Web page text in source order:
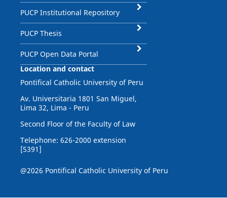
PUCP Institutional Repository
PUCP Thesis
PUCP Open Data Portal
Location and contact
Pontifical Catholic University of Peru
Av. Universitaria 1801 San Miguel,
Lima 32, Lima - Peru
Second Floor of the Faculty of Law
Telephone: 626-2000 extension
[5391]
@2026 Pontifical Catholic University of Peru